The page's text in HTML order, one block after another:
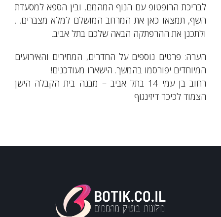
לבריכת הרופטופ עם הנוף המהמם, ובין הספא למסעדת
השף, תמצאו כאן את המרחב המושלם למלא מצברים…
ולתכנן את ההרפתקה הבאה שלכם בתל אביב.
הערה: פרטים נוספים על החדרים, המחירים והאירועים
המיוחדים יפורסמו בהמשך. הישארו מעודכנים!
רחוב בן עמי 14 בתל אביב – מבנה בית הקבלה הישן
הצמוד לכיכר דיזינגוף